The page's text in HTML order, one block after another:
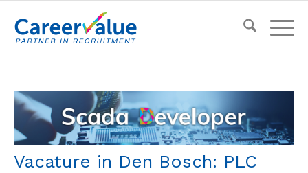
Vacature in Den Bosch: PLC